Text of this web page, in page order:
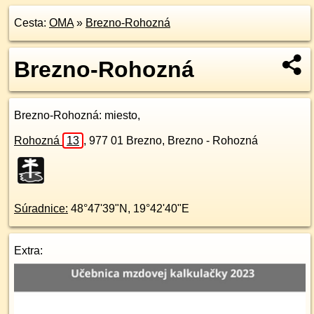
Cesta: OMA» Brezno-Rohozná
Brezno-Rohozná
Brezno-Rohozná: miesto,
Rohozná 13 , 977 01 Brezno, Brezno - Rohozná
Súradnice: 48°47'39"N , 19°42'40"E
Extra: